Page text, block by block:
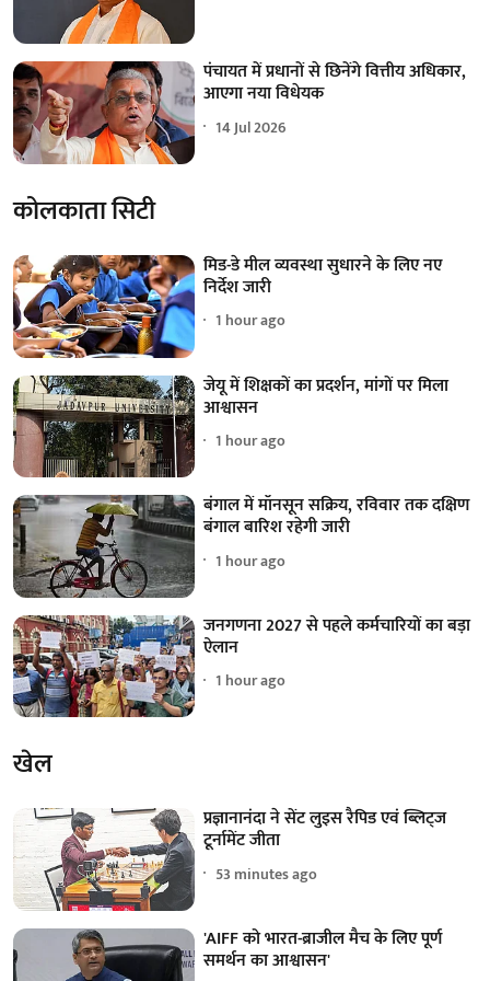
पंचायत में प्रधानों से छिनेंगे वित्तीय अधिकार,
आएगा नया विधेयक
14 Jul 2026
कोलकाता सिटी
मिड-डे मील व्यवस्था सुधारने के लिए नए
निर्देश जारी
1 hour ago
जेयू में शिक्षकों का प्रदर्शन, मांगों पर मिला
आश्वासन
1 hour ago
बंगाल में मॉनसून सक्रिय, रविवार तक दक्षिण
बंगाल बारिश रहेगी जारी
1 hour ago
जनगणना 2027 से पहले कर्मचारियों का बड़ा
ऐलान
1 hour ago
खेल
प्रज्ञानानंदा ने सेंट लुइस रैपिड एवं ब्लिट्ज
टूर्नामेंट जीता
53 minutes ago
'AIFF को भारत-ब्राजील मैच के लिए पूर्ण
समर्थन का आश्वासन'